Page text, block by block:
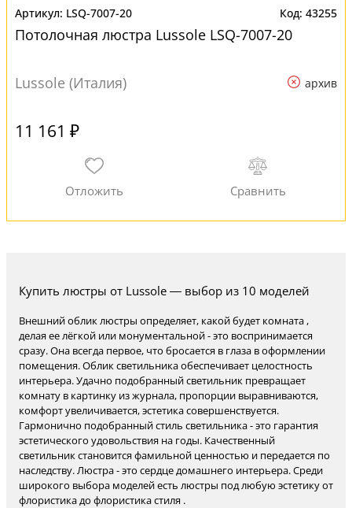
LSQ-7007-20 43255
Потолочная люстра Lussole LSQ-7007-20
Lussole (Италия) архив
11 161 ₽
Купить люстры от Lussole — выбор из 10 моделей
Внешний облик люстры определяет, какой будет комната ,
делая ее лёгкой или монументальной - это воспринимается
сразу. Она всегда первое, что бросается в глаза в оформлении
помещения. Облик светильника обеспечивает целостность
интерьера. Удачно подобранный светильник превращает
комнату в картинку из журнала, пропорции выравниваются,
комфорт увеличивается, эстетика совершенствуется.
Гармонично подобранный стиль светильника - это гарантия
эстетического удовольствия на годы. Качественный
светильник становится фамильной ценностью и передается по
наследству. Люстра - это сердце домашнего интерьера. Среди
широкого выбора моделей есть люстры под любую эстетику от
флористика до флористика стиля .